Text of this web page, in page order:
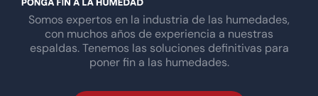
Somos expertos en la industria de las humedades,
con muchos años de experiencia a nuestras
espaldas. Tenemos las soluciones definitivas para
poner fin a las humedades.